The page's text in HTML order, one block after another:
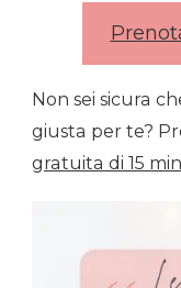
Non sei sicura
giusta per te?
gratuita di 15